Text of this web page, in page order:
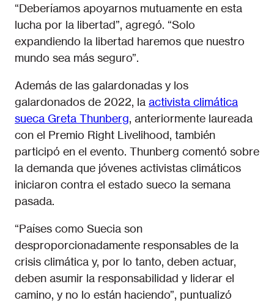
“Deberíamos apoyarnos mutuamente en esta
lucha por la libertad”, agregó. “Solo
expandiendo la libertad haremos que nuestro
mundo sea más seguro”.
Además de las galardonadas y los
galardonados de 2022, la activista climática
sueca Greta Thunberg, anteriormente laureada
con el Premio Right Livelihood, también
participó en el evento. Thunberg comentó sobre
la demanda que jóvenes activistas climáticos
iniciaron contra el estado sueco la semana
pasada.
“Países como Suecia son
desproporcionadamente responsables de la
crisis climática y, por lo tanto, deben actuar,
deben asumir la responsabilidad y liderar el
camino, y no lo están haciendo”, puntualizó